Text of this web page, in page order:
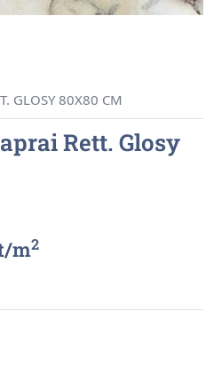
GLOSY 80X80 CM
Rett. Glosy
m2